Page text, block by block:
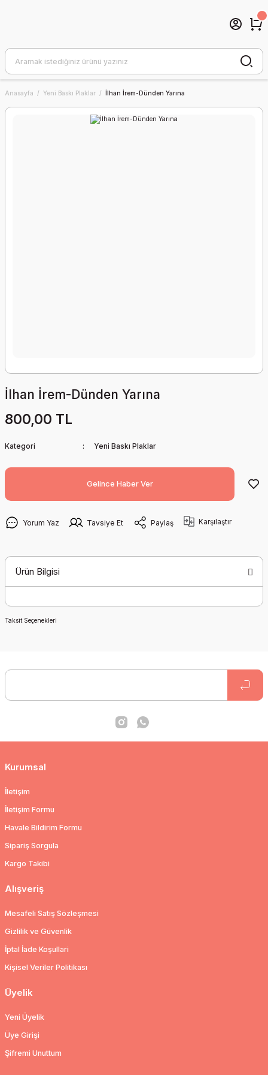
Anasayfa Yeni Baskı Plaklar İlhan İrem-Dünden Yarına
İlhan İrem-Dünden Yarına
800,00 TL
Kategori Yeni Baskı Plaklar
Gelince Haber Ver
Yorum Yaz Tavsiye Et Paylaş Karşılaştır
Ürün Bilgisi
Taksit Seçenekleri
Kurumsal
İletişim
İletişim Formu
Havale Bildirim Formu
Sipariş Sorgula
Kargo Takibi
Alışveriş
Mesafeli Satış Sözleşmesi
Gizlilik ve Güvenlik
İptal İade Koşullari
Kişisel Veriler Politikası
Üyelik
Yeni Üyelik
Üye Girişi
Şifremi Unuttum